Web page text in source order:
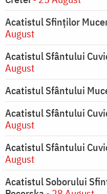
Acatistul Sfinților
August
Acatistul Sfântului
August
Acatistul Sfântului
Acatistul Sfântului
August
Acatistul Sfântului
August
Acatistul Soborului